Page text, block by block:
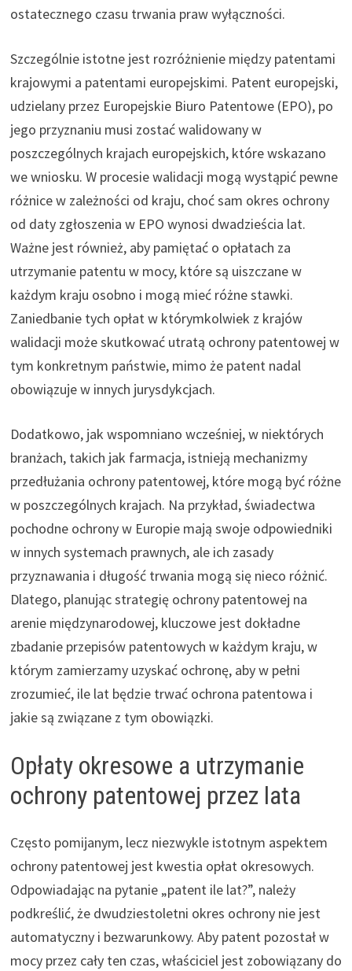
ostatecznego czasu trwania praw wyłączności.
Szczególnie istotne jest rozróżnienie między patentami
krajowymi a patentami europejskimi. Patent europejski,
udzielany przez Europejskie Biuro Patentowe (EPO), po
jego przyznaniu musi zostać walidowany w
poszczególnych krajach europejskich, które wskazano
we wniosku. W procesie walidacji mogą wystąpić pewne
różnice w zależności od kraju, choć sam okres ochrony
od daty zgłoszenia w EPO wynosi dwadzieścia lat.
Ważne jest również, aby pamiętać o opłatach za
utrzymanie patentu w mocy, które są uiszczane w
każdym kraju osobno i mogą mieć różne stawki.
Zaniedbanie tych opłat w którymkolwiek z krajów
walidacji może skutkować utratą ochrony patentowej w
tym konkretnym państwie, mimo że patent nadal
obowiązuje w innych jurysdykcjach.
Dodatkowo, jak wspomniano wcześniej, w niektórych
branżach, takich jak farmacja, istnieją mechanizmy
przedłużania ochrony patentowej, które mogą być różne
w poszczególnych krajach. Na przykład, świadectwa
pochodne ochrony w Europie mają swoje odpowiedniki
w innych systemach prawnych, ale ich zasady
przyznawania i długość trwania mogą się nieco różnić.
Dlatego, planując strategię ochrony patentowej na
arenie międzynarodowej, kluczowe jest dokładne
zbadanie przepisów patentowych w każdym kraju, w
którym zamierzamy uzyskać ochronę, aby w pełni
zrozumieć, ile lat będzie trwać ochrona patentowa i
jakie są związane z tym obowiązki.
Opłaty okresowe a utrzymanie
ochrony patentowej przez lata
Często pomijanym, lecz niezwykle istotnym aspektem
ochrony patentowej jest kwestia opłat okresowych.
Odpowiadając na pytanie „patent ile lat?”, należy
podkreślić, że dwudziestoletni okres ochrony nie jest
automatyczny i bezwarunkowy. Aby patent pozostał w
mocy przez cały ten czas, właściciel jest zobowiązany do